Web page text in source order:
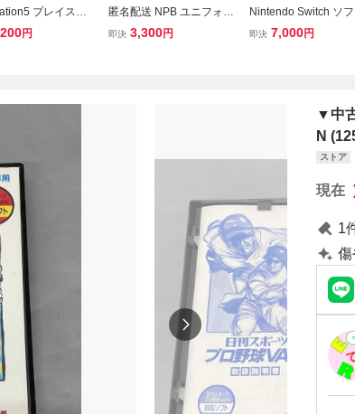
プレイステ
5 プロ野球スピ
円
匿名配送 NPB ユニフォー
ムフレームマグネット セ
即決 3,300円
Nintendo Switch ソフ
パワフルプロ野球
即決 7,000円
▼中
N
ストア
現在
1
傷